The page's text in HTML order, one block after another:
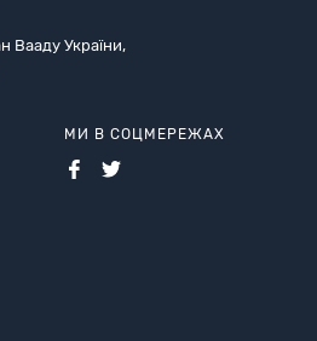
Вааду України,
МИ В СОЦМЕРЕЖАХ